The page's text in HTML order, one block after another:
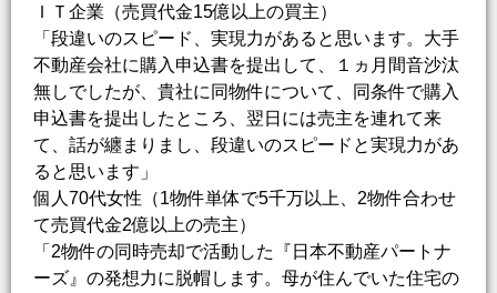
ＩＴ企業（売買代金15億以上の買主）
「段違いのスピード、実現力があると思います。大手
不動産会社に購入申込書を提出して、１ヵ月間音沙汰
無しでしたが、貴社に同物件について、同条件で購入
申込書を提出したところ、翌日には売主を連れて来
て、話が纏まりまし、段違いのスピードと実現力があ
ると思います」
個人70代女性（1物件単体で5千万以上、2物件合わせ
て売買代金2億以上の売主）
「2物件の同時売却で活動した『日本不動産パートナ
ーズ』の発想力に脱帽します。母が住んでいた住宅の